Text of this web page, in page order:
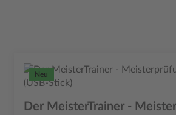
Neu
Der MeisterTrainer -